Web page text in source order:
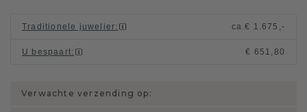
Traditionele juwelier: ca.€ 1.675,-
U bespaart: € 651,80
Verwachte verzending op: